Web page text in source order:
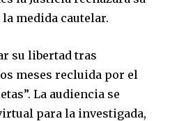
medida cautelar.
su libertad tras
meses recluida por el
La audiencia se
para la investigada,